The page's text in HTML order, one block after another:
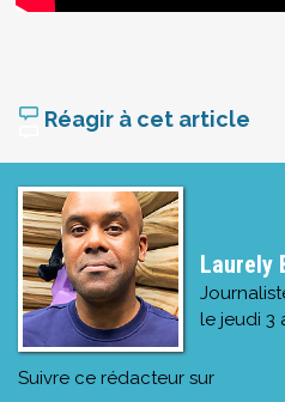
Réagir à cet article
Laurely
le jeudi 3
Suivre ce rédacteur sur